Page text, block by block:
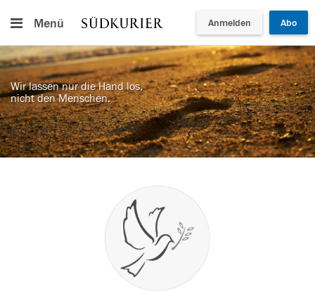
Menü Anmelden Abo
Wir lassen nur die Hand los,
nicht den Menschen.